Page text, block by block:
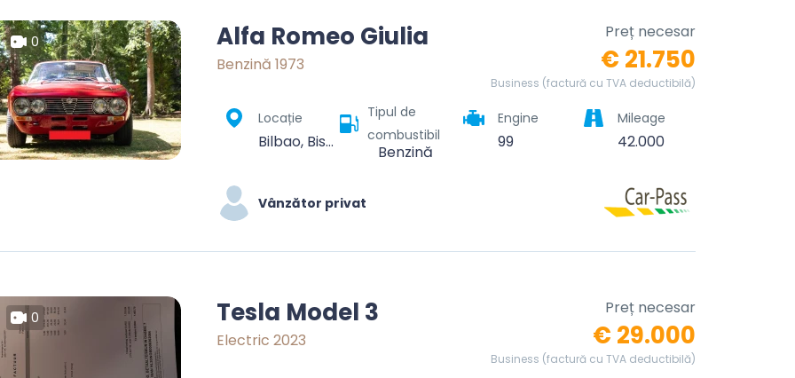
0 Alfa Romeo Giulia
Benzină 1973
Preț necesar
€ 21.750
Business (factură cu TVA deductibilă)
Locație
Bilbao, Biscay, Autonomous Community of the Basque Country, Spain
Tipul de
combustibil
Benzină
Engine
99
Mileage
42.000
Vânzător privat
0 Tesla Model 3
Electric 2023
Preț necesar
€ 29.000
Business (factură cu TVA deductibilă)